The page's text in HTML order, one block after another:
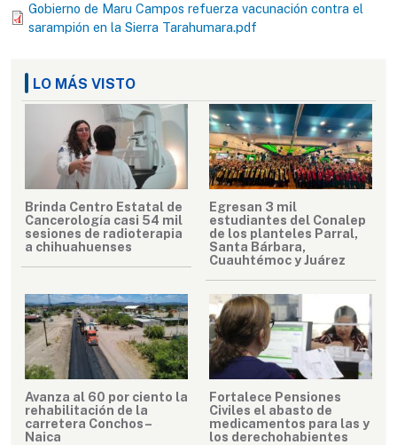
Gobierno de Maru Campos refuerza vacunación contra el
sarampión en la Sierra Tarahumara.pdf
LO MÁS VISTO
Brinda Centro Estatal de
Cancerología casi 54 mil
sesiones de radioterapia
a chihuahuenses
Egresan 3 mil
estudiantes del Conalep
de los planteles Parral,
Santa Bárbara,
Cuauhtémoc y Juárez
Avanza al 60 por ciento la
rehabilitación de la
carretera Conchos–
Naica
Fortalece Pensiones
Civiles el abasto de
medicamentos para las y
los derechohabientes